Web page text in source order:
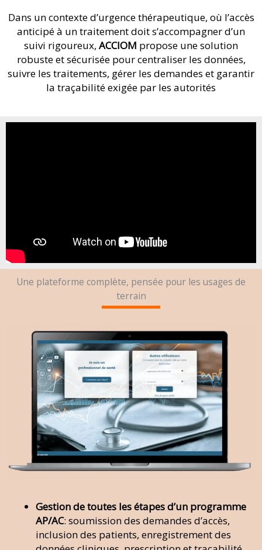
Dans un contexte d’urgence thérapeutique, où l’accès
anticipé à un traitement doit s’accompagner d’un
suivi rigoureux, ACCIOM propose une solution
robuste et sécurisée pour centraliser les données,
suivre les traitements, gérer les demandes et garantir
la traçabilité exigée par les autorités
Une plateforme complète, pensée pour les usages de
terrain
Gestion de toutes les étapes d’un programme
AP/AC: soumission des demandes d’accès,
inclusion des patients, enregistrement des